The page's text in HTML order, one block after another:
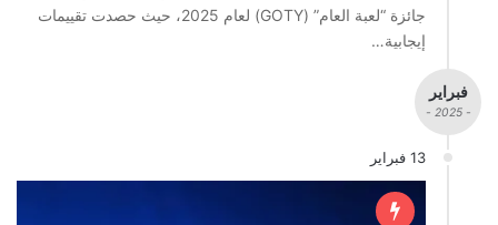
جائزة “لعبة العام” (GOTY) لعام 2025، حيث حصدت تقييمات
إيجابية…
فبراير
- 2025 -
13 فبراير